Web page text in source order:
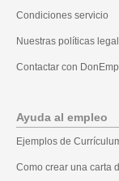
Condiciones servicio
Nuestras políticas
Contactar con
Ayuda al empleo
Ejemplos de
Como crear una carta